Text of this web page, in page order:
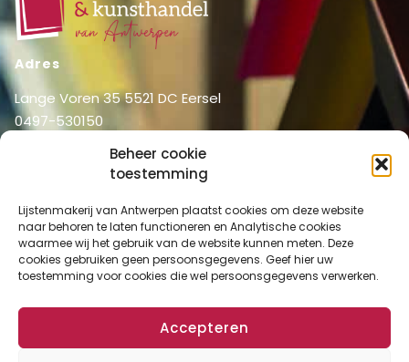
Beheer cookie
toestemming
Lijstenmakerij van Antwerpen plaatst cookies om deze website
naar behoren te laten functioneren en Analytische cookies
waarmee wij het gebruik van de website kunnen meten. Deze
cookies gebruiken geen persoonsgegevens. Geef hier uw
toestemming voor cookies die wel persoonsgegevens verwerken.
Accepteren
Adres
Lange Voren 35 5521 DC Eersel
0497-530150
info@lijstenmakerij vanantwerpen.nl
Home
Over ons
Diensten
Shop
Shop
Mijn account
Winkelmand
Checkout